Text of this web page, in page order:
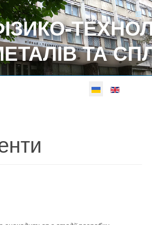
ТА
Виберіть свою мову